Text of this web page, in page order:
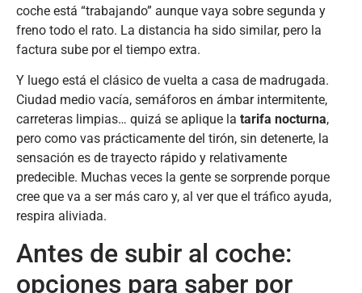
coche está “trabajando” aunque vaya sobre segunda y
freno todo el rato. La distancia ha sido similar, pero la
factura sube por el tiempo extra.
Y luego está el clásico de vuelta a casa de madrugada.
Ciudad medio vacía, semáforos en ámbar intermitente,
carreteras limpias… quizá se aplique la tarifa nocturna,
pero como vas prácticamente del tirón, sin detenerte, la
sensación es de trayecto rápido y relativamente
predecible. Muchas veces la gente se sorprende porque
cree que va a ser más caro y, al ver que el tráfico ayuda,
respira aliviada.
Antes de subir al coche:
opciones para saber por